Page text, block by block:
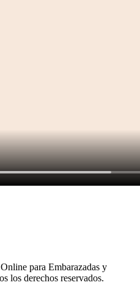
para Embarazadas y
los derechos reservados.